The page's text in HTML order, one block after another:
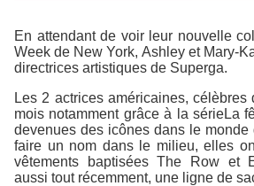
En attendant de voir leur nouvelle
Week de New York, Ashley et Mary-
directrices artistiques de Superga.
Les 2 actrices américaines, célèbres
mois notamment grâce à la sérieLa
devenues des icônes dans le
faire un nom dans le milieu, elles
vêtements baptiséesThe Row et
aussi tout récemment, une ligne de